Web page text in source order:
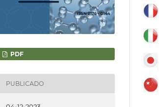
PDF
PUBLICADO